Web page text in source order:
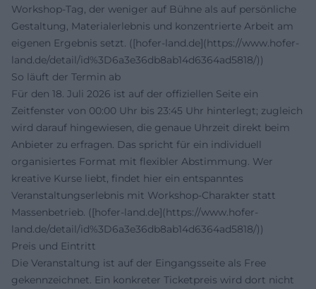
Workshop-Tag, der weniger auf Bühne als auf persönliche
Gestaltung, Materialerlebnis und konzentrierte Arbeit am
eigenen Ergebnis setzt. ([hofer-land.de](https://www.hofer-
land.de/detail/id%3D6a3e36db8ab14d6364ad5818/))
So läuft der Termin ab
Für den 18. Juli 2026 ist auf der offiziellen Seite ein
Zeitfenster von 00:00 Uhr bis 23:45 Uhr hinterlegt; zugleich
wird darauf hingewiesen, die genaue Uhrzeit direkt beim
Anbieter zu erfragen. Das spricht für ein individuell
organisiertes Format mit flexibler Abstimmung. Wer
kreative Kurse liebt, findet hier ein entspanntes
Veranstaltungserlebnis mit Workshop-Charakter statt
Massenbetrieb. ([hofer-land.de](https://www.hofer-
land.de/detail/id%3D6a3e36db8ab14d6364ad5818/))
Preis und Eintritt
Die Veranstaltung ist auf der Eingangsseite als Free
gekennzeichnet. Ein konkreter Ticketpreis wird dort nicht